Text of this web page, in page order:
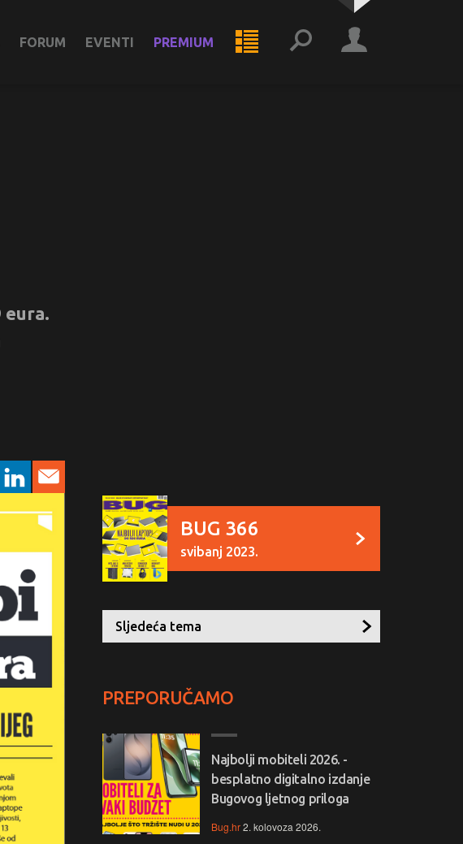
FORUM EVENTI PREMIUM
eura.
BUG 366
svibanj 2023.
Sljedeća tema
PREPORUČAMO
Najbolji mobiteli 2026. -
besplatno digitalno izdanje
Bugovog ljetnog priloga
Bug.hr2. kolovoza 2026.